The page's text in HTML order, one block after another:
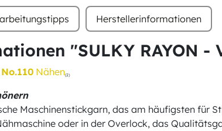
Herstellerinformationen
"SULKY RAYON -
No.110 Nähen(2)
Maschinenstickgarn, das am häufigsten für
oder in der Overlock, das